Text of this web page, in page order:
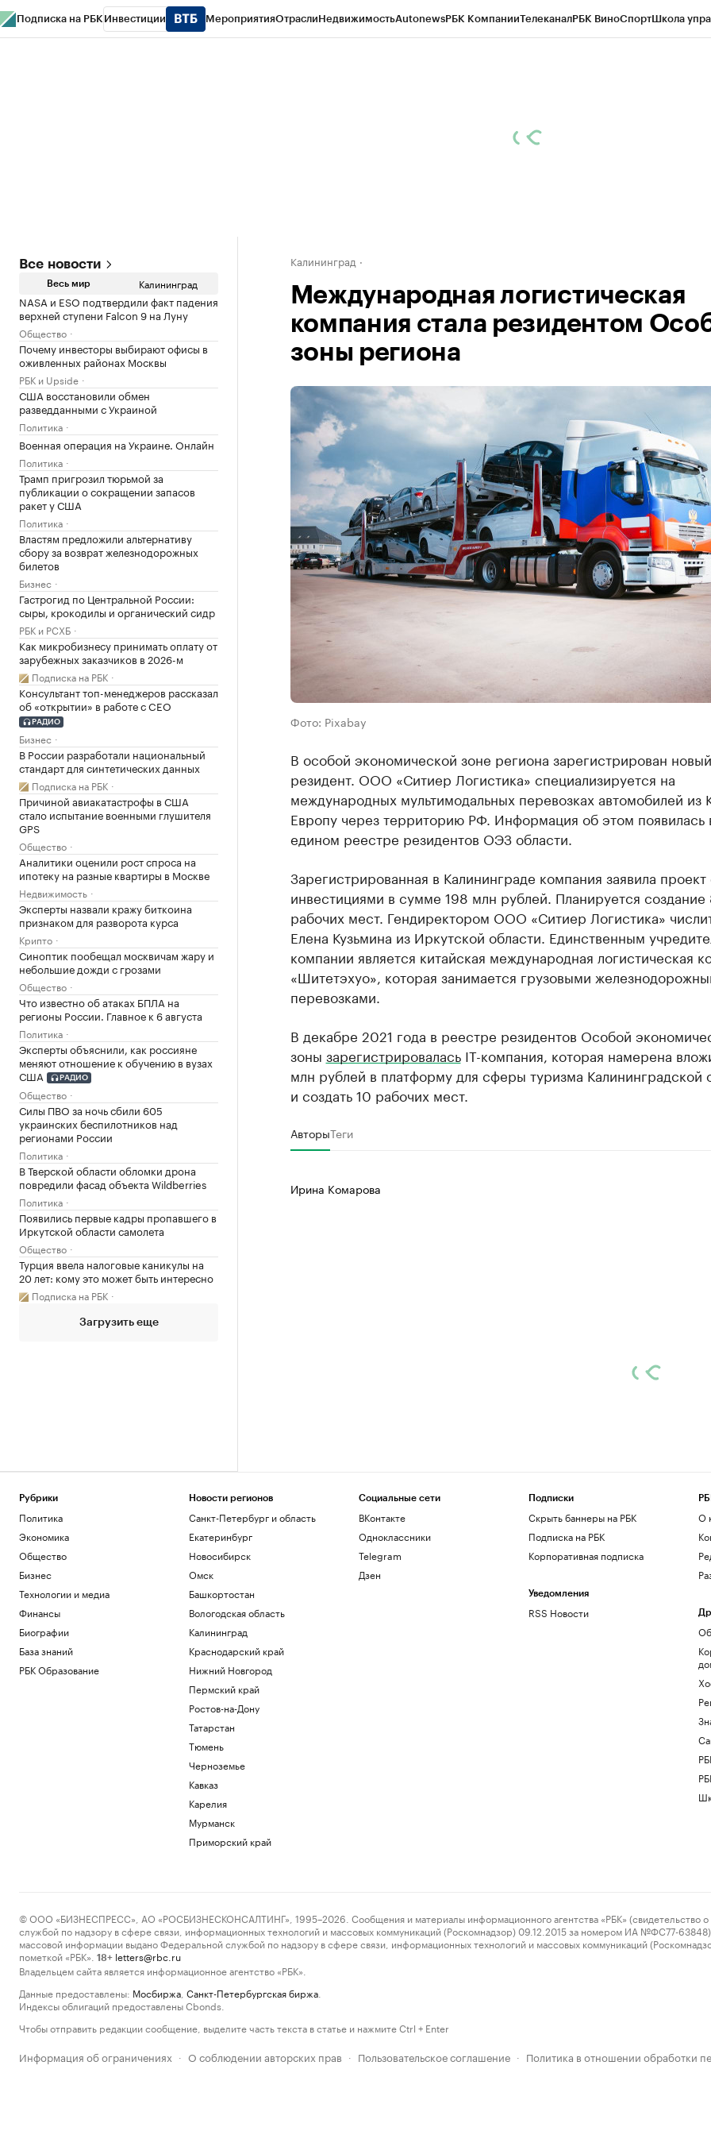
Подписка на РБК Инвестиции МероприятияОтраслиНедвижимостьAutonewsРБК КомпанииТелеканалРБК ВиноСпортШкола
Все новости
Весь мир Калининград
NASA и ESO подтвердили факт падения
верхней ступени Falcon 9 на Луну
Общество
Почему инвесторы выбирают офисы в
оживленных районах Москвы
РБК и Upside
США восстановили обмен
разведданными с Украиной
Политика
Военная операция на Украине. Онлайн
Политика
Трамп пригрозил тюрьмой за
публикации о сокращении запасов
ракет у США
Политика
Властям предложили альтернативу
сбору за возврат железнодорожных
билетов
Бизнес
Гастрогид по Центральной России:
сыры, крокодилы и органический сидр
РБК и РСХБ
Как микробизнесу принимать оплату от
зарубежных заказчиков в 2026-м
Подписка на РБК
Консультант топ-менеджеров рассказал
об «открытии» в работе с CEO
РАДИО
Бизнес
В России разработали национальный
стандарт для синтетических данных
Подписка на РБК
Причиной авиакатастрофы в США
стало испытание военными глушителя
GPS
Общество
Аналитики оценили рост спроса на
ипотеку на разные квартиры в Москве
Недвижимость
Эксперты назвали кражу биткоина
признаком для разворота курса
Крипто
Синоптик пообещал москвичам жару и
небольшие дожди с грозами
Общество
Что известно об атаках БПЛА на
регионы России. Главное к 6 августа
Политика
Эксперты объяснили, как россияне
меняют отношение к обучению в вузах
США
РАДИО
Общество
Силы ПВО за ночь сбили 605
украинских беспилотников над
регионами России
Политика
В Тверской области обломки дрона
повредили фасад объекта Wildberries
Политика
Появились первые кадры пропавшего в
Иркутской области самолета
Общество
Турция ввела налоговые каникулы на
20 лет: кому это может быть интересно
Подписка на РБК
Загрузить еще
Калининград
Международная логистическая
компания стала резидентом
зоны региона
Фото: Pixabay
В особой экономической зоне региона зарегистрирован новый
резидент. ООО «Ситиер Логистика» специализируется на
международных мультимодальных перевозках автомобилей из
Европу через территорию РФ. Информация об этом появилась
едином реестре резидентов ОЭЗ области.
Зарегистрированная в Калининграде компания заявила проект
инвестициями в сумме 198 млн рублей. Планируется создание
рабочих мест. Гендиректором ООО «Ситиер Логистика»
Елена Кузьмина из Иркутской области. Единственным
компании является китайская международная логистическая
«Шитетэхуо», которая занимается грузовыми
перевозками.
В декабре 2021 года в реестре резидентов Особой
зоны зарегистрироваласьIT-компания, которая намерена
млн рублей в платформу для сферы туризма Калининградской
и создать 10 рабочих мест.
АвторыТеги
Ирина Комарова
Рубрики
Политика
Экономика
Общество
Бизнес
Технологии и медиа
Финансы
Биографии
База знаний
РБК Образование
Новости регионов
Санкт-Петербург и область
Екатеринбург
Новосибирск
Омск
Башкортостан
Вологодская область
Калининград
Краснодарский край
Нижний Новгород
Пермский край
Ростов-на-Дону
Татарстан
Тюмень
Черноземье
Кавказ
Карелия
Мурманск
Приморский край
Социальные сети
ВКонтакте
Одноклассники
Telegram
Дзен
Подписки
Скрыть баннеры на РБК
Подписка на РБК
Корпоративная подписка
Уведомления
RSS Новости
О
© ООО «БИЗНЕСПРЕСС», АО «РОСБИЗНЕСКОНСАЛТИНГ», 1995–2026. Сообщения и материалы информационного агентства «РБК» (свидетельство о
службой по надзору в сфере связи, информационных технологий и массовых коммуникаций (Роскомнадзор) 09.12.2015 за номером ИА №ФС77-63848)
массовой информации выдано Федеральной службой по надзору в сфере связи, информационных технологий и массовых коммуникаций
пометкой «РБК».
18+ letters@rbc.ru
Владельцем сайта является информационное агентство «РБК».
Данные предоставлены: Мосбиржа Санкт-Петербургская биржа
Индексы облигаций предоставлены Cbonds.
Чтобы отправить редакции сообщение, выделите часть текста в статье и нажмите Ctrl + Enter
Информация об ограничениях · О соблюдении авторских прав · Пользовательское соглашение · Политика в отношении обработки